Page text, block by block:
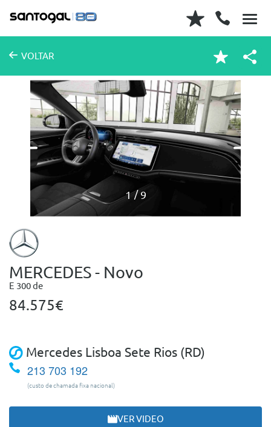
VOLTAR
1 9
MERCEDES - Novo
E 300 de
84.575€
Mercedes Lisboa Sete Rios (RD)
213 703 192
(custo de chamada fixa nacional)
VER VIDEO